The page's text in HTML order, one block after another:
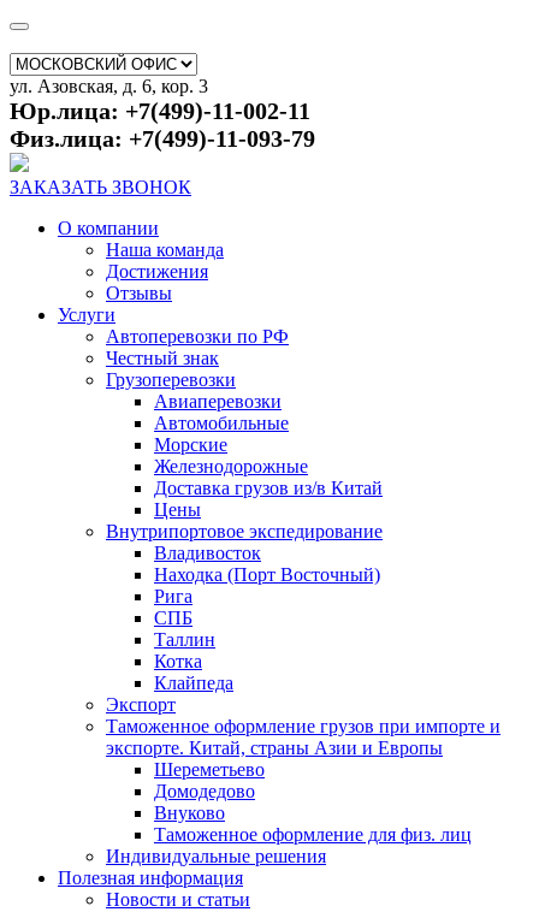
ул. Азовская, д. 6, кор. 3
Юр.лица: +7(499)-11-002-11
Физ.лица: +7(499)-11-093-79
ЗАКАЗАТЬ ЗВОНОК
О компании
Наша команда
Достижения
Отзывы
Услуги
Автоперевозки по РФ
Честный знак
Грузоперевозки
Авиаперевозки
Автомобильные
Морские
Железнодорожные
Доставка грузов из/в Китай
Цены
Внутрипортовое экспедирование
Владивосток
Находка (Порт Восточный)
Рига
СПБ
Таллин
Котка
Клайпеда
Экспорт
Таможенное оформление грузов при импорте и
экспорте. Китай, страны Азии и Европы
Шереметьево
Домодедово
Внуково
Таможенное оформление для физ. лиц
Индивидуальные решения
Полезная информация
Новости и статьи